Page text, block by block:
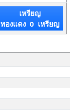
เหรียญ
ทองแดง 0 เหรียญ